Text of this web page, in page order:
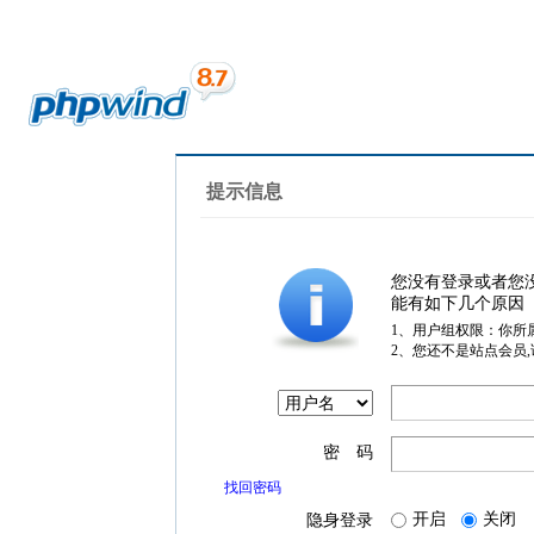
提示信息
您没有登录或者您
能有如下几个原因
1、用户组权限：你所
2、您还不是站点会员
密 码
找回密码
隐身登录 开启 关闭